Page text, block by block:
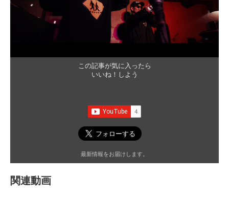
この記事が気に入ったら
いいね！しよう
最新情報をお届けします。
関連動画